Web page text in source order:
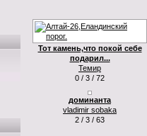
Тот камень,что покой себе
подарил...
Темир
0 / 3 / 72
доминанта
vladimir sobaka
2 / 3 / 63